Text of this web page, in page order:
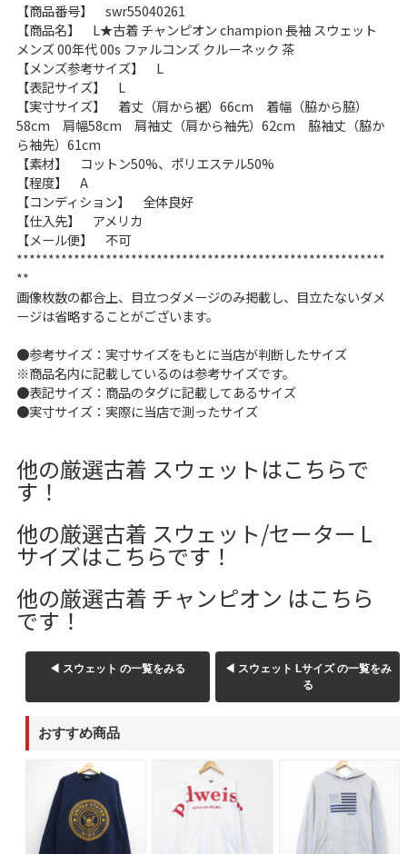
Search by Particular こだわりから探す
Search by Sizeサイズから探す（メンズ）
ジャケット M
スウェット
長袖シャツ XS S M L XL
半袖シャツ XS S M L XL
パンツ
W30以下 W31,W32
W33,W34 W35,W36
W37以上
Search by Maniac マニアックから探す
バンド
Tシャツ
アニメ
Tシャツ
映画
Tシャツ
すべてのマニアックを見る
Search by Period 年代から探す
90年代 70年代
【商品番号】 swr55040261
【商品名】 L★古着 チャンピオン champion 長袖 スウェット
メンズ 00年代 00s ファルコンズ クルーネック 茶
【メンズ参考サイズ】 L
【表記サイズ】 L
【実寸サイズ】 着丈（肩から裾）66cm 着幅（脇から脇）
58cm 肩幅58cm 肩袖丈（肩から袖先）62cm 脇袖丈（脇か
ら袖先）61cm
【素材】 コットン50%、ポリエステル50%
【程度】 A
【コンディション】 全体良好
【仕入先】 アメリカ
【メール便】 不可
**********************************************************
**
画像枚数の都合上、目立つダメージのみ掲載し、目立たないダメ
ージは省略することがございます。
●参考サイズ：実寸サイズをもとに当店が判断したサイズ
※商品名内に記載しているのは参考サイズです。
●表記サイズ：商品のタグに記載してあるサイズ
●実寸サイズ：実際に当店で測ったサイズ
他の厳選古着 スウェットはこちらで
す！
他の厳選古着 スウェット/セーター L
サイズはこちらです！
他の厳選古着 チャンピオン はこちら
です！
◀ スウェット の一覧をみる
◀ スウェット Lサイズ の一覧をみ
る
おすすめ商品